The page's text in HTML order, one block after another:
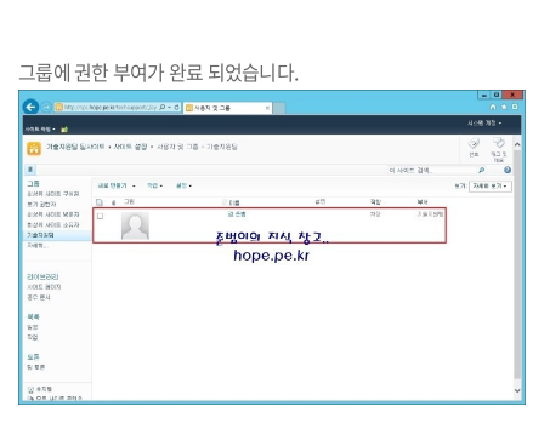
그룹에 권한 부여가 완료 되었습니다.